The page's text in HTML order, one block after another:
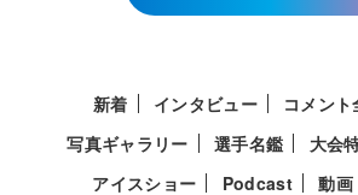
新着 インタビュー コメント
写真ギャラリー
選手名鑑 大会
アイスショー
Podcast 動画